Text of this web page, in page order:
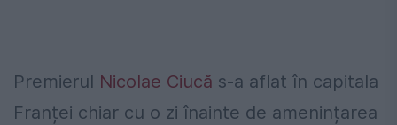
Premierul Nicolae Ciucă s-a aflat în capitala
Franței chiar cu o zi înainte de amenințarea